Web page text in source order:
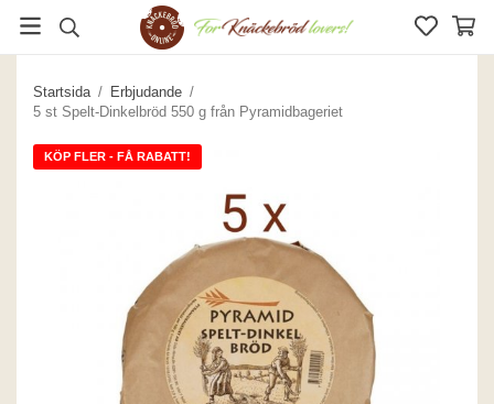
Startsida / Erbjudande /
5 st Spelt-Dinkelbröd 550 g från Pyramidbageriet
KÖP FLER - FÅ RABATT!